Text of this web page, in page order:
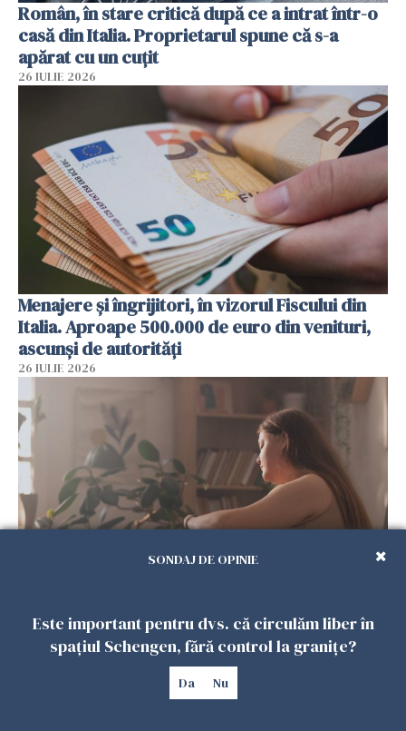
Român, în stare critică după ce a intrat într-o
casă din Italia. Proprietarul spune că s-a
apărat cu un cuțit
26 IULIE 2026
Menajere și îngrijitori, în vizorul Fiscului din
Italia. Aproape 500.000 de euro din venituri,
ascunși de autorități
26 IULIE 2026
arată ce se întâmplă cu sănătatea multor
imigranți
26 IULIE 2026
SONDAJ DE OPINIE
Este important pentru dvs. că circulăm liber în
spațiul Schengen, fără control la granițe?
Da Nu